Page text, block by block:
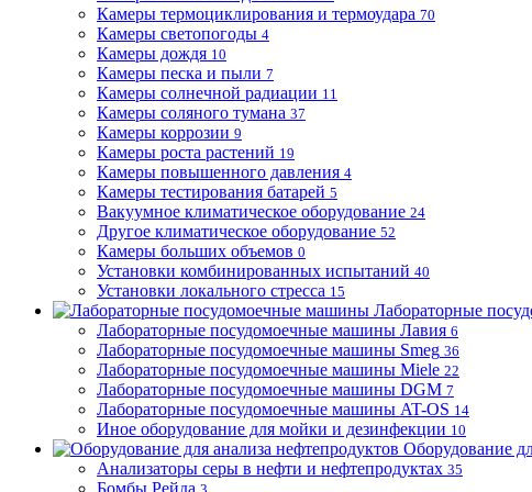
Камеры термоциклирования и термоудара 70
Камеры светопогоды 4
Камеры дождя 10
Камеры песка и пыли 7
Камеры солнечной радиации 11
Камеры соляного тумана 37
Камеры коррозии 9
Камеры роста растений 19
Камеры повышенного давления 4
Камеры тестирования батарей 5
Вакуумное климатическое оборудование 24
Другое климатическое оборудование 52
Камеры больших объемов 0
Установки комбинированных испытаний 40
Установки локального стресса 15
Лабораторные
Лабораторные посудомоечные машины Лавия 6
Лабораторные посудомоечные машины Smeg 36
Лабораторные посудомоечные машины Miele 22
Лабораторные посудомоечные машины DGM 7
Лабораторные посудомоечные машины AT-OS 14
Иное оборудование для мойки и дезинфекции 10
Оборудование
Анализаторы серы в нефти и нефтепродуктах 35
Бомбы Рейда